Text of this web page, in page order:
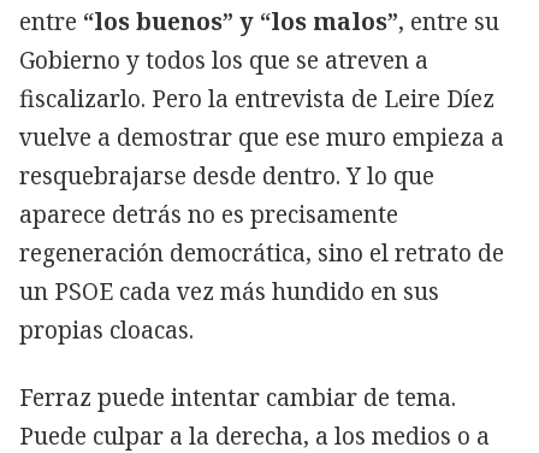
entre “los buenos” y “los malos”, entre su
Gobierno y todos los que se atreven a
fiscalizarlo. Pero la entrevista de Leire Díez
vuelve a demostrar que ese muro empieza a
resquebrajarse desde dentro. Y lo que
aparece detrás no es precisamente
regeneración democrática, sino el retrato de
un PSOE cada vez más hundido en sus
propias cloacas.
Ferraz puede intentar cambiar de tema.
Puede culpar a la derecha, a los medios o a